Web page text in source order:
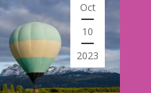
Oct
10
2023